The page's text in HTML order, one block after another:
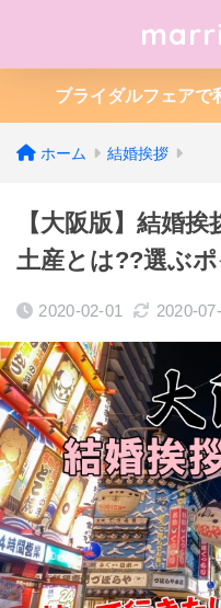
ブライダルフェアで
ホーム 結婚挨拶
【大阪版】結婚
土産とは??選ぶ
2020-02-01 2020-